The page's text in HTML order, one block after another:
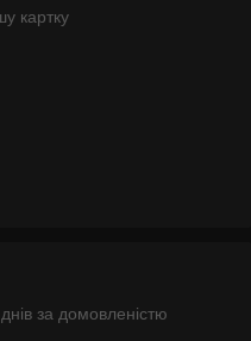
картку
за домовленістю